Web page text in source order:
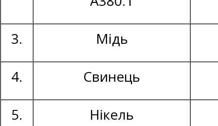
3. Мідь
4. Свинець
5. Нікель